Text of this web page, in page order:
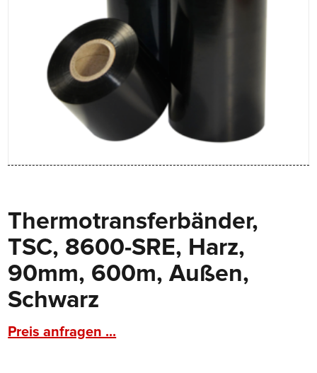
Thermotransferbänder,
TSC, 8600-SRE, Harz,
90mm, 600m, Außen,
Schwarz
Preis anfragen ...